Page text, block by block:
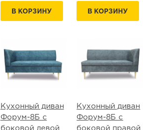
В КОРЗИНУ В КОРЗИНУ
Кухонный диван
Форум-8Б с
боковой левой
Кухонный диван
Форум-8Б с
боковой правой